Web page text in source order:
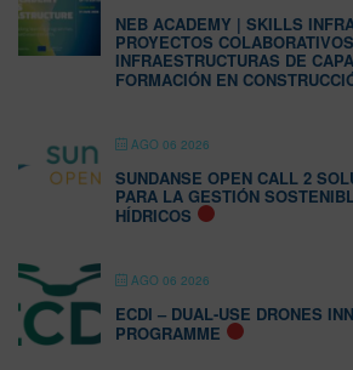
NEB ACADEMY | SKILLS
PROYECTOS
INFRAESTRUCTURAS DE
FORMACIÓN EN
AGO 06 2026
SUNDANSE OPEN CALL 2
PARA LA GESTIÓN
HÍDRICOS
AGO 06 2026
ECDI – DUAL-USE DRONES
PROGRAMME